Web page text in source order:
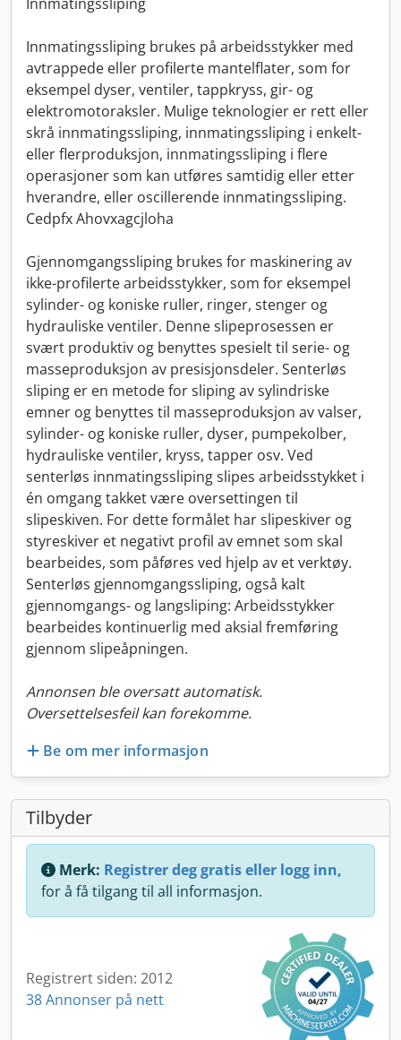
Innmatingssliping brukes på arbeidsstykker med
avtrappede eller profilerte mantelflater, som for
eksempel dyser, ventiler, tappkryss, gir- og
elektromotoraksler. Mulige teknologier er rett eller
skrå innmatingssliping, innmatingssliping i enkelt-
eller flerproduksjon, innmatingssliping i flere
operasjoner som kan utføres samtidig eller etter
hverandre, eller oscillerende innmatingssliping.
Cedpfx Ahovxagcjloha
Gjennomgangssliping brukes for maskinering av
ikke-profilerte arbeidsstykker, som for eksempel
sylinder- og koniske ruller, ringer, stenger og
hydrauliske ventiler. Denne slipeprosessen er
svært produktiv og benyttes spesielt til serie- og
masseproduksjon av presisjonsdeler. Senterløs
sliping er en metode for sliping av sylindriske
emner og benyttes til masseproduksjon av valser,
sylinder- og koniske ruller, dyser, pumpekolber,
hydrauliske ventiler, kryss, tapper osv. Ved
senterløs innmatingssliping slipes arbeidsstykket i
én omgang takket være oversettingen til
slipeskiven. For dette formålet har slipeskiver og
styreskiver et negativt profil av emnet som skal
bearbeides, som påføres ved hjelp av et verktøy.
Senterløs gjennomgangssliping, også kalt
gjennomgangs- og langsliping: Arbeidsstykker
bearbeides kontinuerlig med aksial fremføring
gjennom slipeåpningen.
Annonsen ble oversatt automatisk.
Oversettelsesfeil kan forekomme.
Be om mer informasjon
Tilbyder
Merk: Registrer deg gratis eller logg inn,
for å få tilgang til all informasjon.
Registrert siden: 2012
38 Annonser på nett